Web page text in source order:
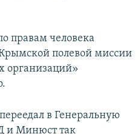
правам человека
полевой миссии
организаций»
в Генеральную
и Минюст так